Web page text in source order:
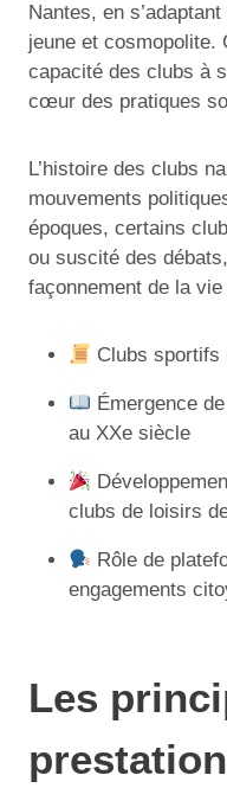
Nantes, en
jeune et cosmopolite.
capacité des clubs à
cœur des pratiques
L’histoire des clubs
mouvements
époques, certains
ou suscité des
façonnement de la
Clubs sportifs
Émergence
au XXe siècle
clubs de loisirs
Rôle de
engagements
Les